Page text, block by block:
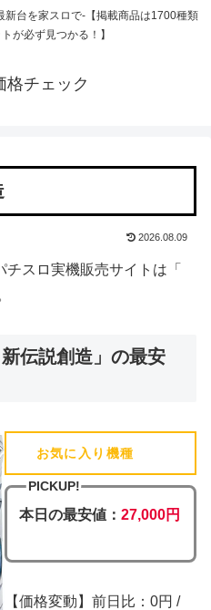
台を家スロで-【掲載商品は1700種類
が必ず見つかる！】
格チェック
2026.08.09
スロ実機販売サイトは「
伝説創造」の最安
お気に入り機種
PICKUP!
本日の最安値： 27,000円
【価格変動】前日比：0円 /